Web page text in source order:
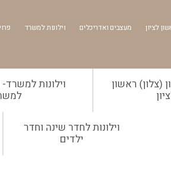
לציון מעצבים ואדריכלים וילונות למשרד
(צלון) ראשון
וילונות למשרד-
וילונות לחדר שינה וחדר
ילדים